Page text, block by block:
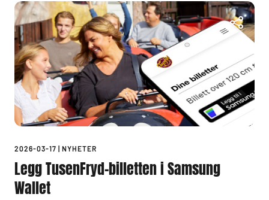
2026-03-17 NYHETER
Legg TusenFryd-billetten i Samsung
Wallet